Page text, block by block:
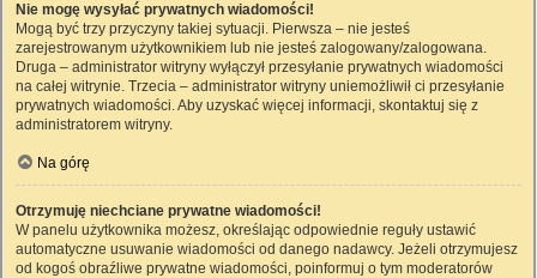
Nie mogę wysyłać prywatnych wiadomości!
Mogą być trzy przyczyny takiej sytuacji. Pierwsza – nie jesteś
zarejestrowanym użytkownikiem lub nie jesteś zalogowany/zalogowana.
Druga – administrator witryny wyłączył przesyłanie prywatnych wiadomości
na całej witrynie. Trzecia – administrator witryny uniemożliwił ci przesyłanie
prywatnych wiadomości. Aby uzyskać więcej informacji, skontaktuj się z
administratorem witryny.
Na górę
Otrzymuję niechciane prywatne wiadomości!
W panelu użytkownika możesz, określając odpowiednie reguły ustawić
automatyczne usuwanie wiadomości od danego nadawcy. Jeżeli otrzymujesz
od kogoś obraźliwe prywatne wiadomości, poinformuj o tym moderatorów